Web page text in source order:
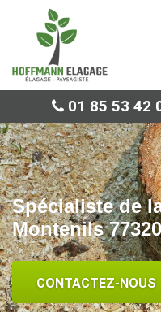
01 85 53 42
Spécialiste de
Montenils 77320
CONTACTEZ-NOUS